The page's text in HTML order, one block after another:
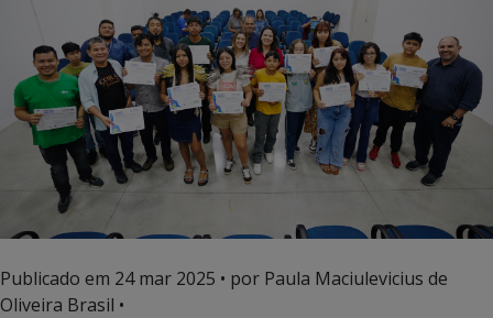
Publicado em 24 mar 2025 • por Paula Maciulevicius de
Oliveira Brasil •